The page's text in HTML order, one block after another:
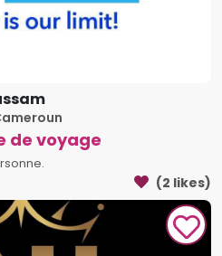
de voyage
(2 likes)